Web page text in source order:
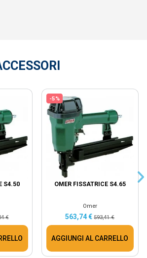
S4.50
€
-5%
OMER FISSATRICE S4.65
Omer
563,74 €593,41 €
AGGIUNGI AL CARRELLO